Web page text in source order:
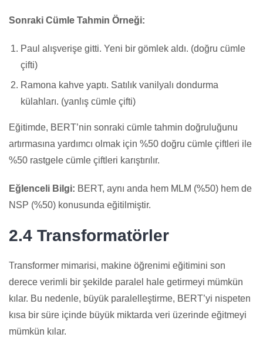
Sonraki Cümle Tahmin Örneği:
Paul alışverişe gitti. Yeni bir gömlek aldı. (doğru cümle
çifti)
Ramona kahve yaptı. Satılık vanilyalı dondurma
külahları. (yanlış cümle çifti)
Eğitimde, BERT’nin sonraki cümle tahmin doğruluğunu
artırmasına yardımcı olmak için %50 doğru cümle çiftleri ile
%50 rastgele cümle çiftleri karıştırılır.
Eğlenceli Bilgi: BERT, aynı anda hem MLM (%50) hem de
NSP (%50) konusunda eğitilmiştir.
2.4 Transformatörler
Transformer mimarisi, makine öğrenimi eğitimini son
derece verimli bir şekilde paralel hale getirmeyi mümkün
kılar. Bu nedenle, büyük paralelleştirme, BERT’yi nispeten
kısa bir süre içinde büyük miktarda veri üzerinde eğitmeyi
mümkün kılar.